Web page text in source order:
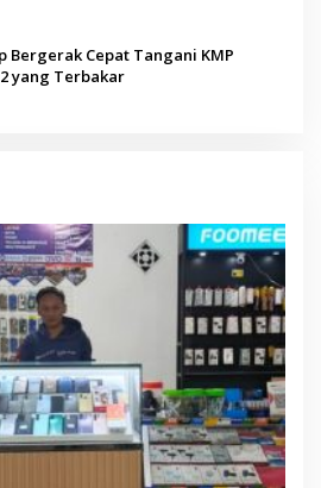
Bergerak Cepat Tangani KMP
yang Terbakar